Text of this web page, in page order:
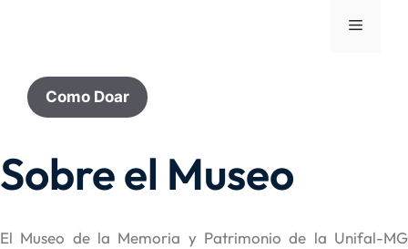
Como Doar
Sobre el Museo
El Museo de la Memoria y Patrimonio de la Unifal-MG